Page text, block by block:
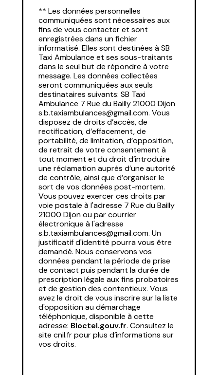
** Les données personnelles
communiquées sont nécessaires aux
fins de vous contacter et sont
enregistrées dans un fichier
informatisé. Elles sont destinées à SB
Taxi Ambulance et ses sous-traitants
dans le seul but de répondre à votre
message. Les données collectées
seront communiquées aux seuls
destinataires suivants: SB Taxi
Ambulance 7 Rue du Bailly 21000 Dijon
s.b.taxiambulances@gmail.com. Vous
disposez de droits d’accès, de
rectification, d’effacement, de
portabilité, de limitation, d’opposition,
de retrait de votre consentement à
tout moment et du droit d’introduire
une réclamation auprès d’une autorité
de contrôle, ainsi que d’organiser le
sort de vos données post-mortem.
Vous pouvez exercer ces droits par
voie postale à l'adresse 7 Rue du Bailly
21000 Dijon ou par courrier
électronique à l'adresse
s.b.taxiambulances@gmail.com. Un
justificatif d'identité pourra vous être
demandé. Nous conservons vos
données pendant la période de prise
de contact puis pendant la durée de
prescription légale aux fins probatoires
et de gestion des contentieux. Vous
avez le droit de vous inscrire sur la liste
d'opposition au démarchage
téléphonique, disponible à cette
adresse: Bloctel.gouv.fr. Consultez le
site cnil.fr pour plus d’informations sur
vos droits.